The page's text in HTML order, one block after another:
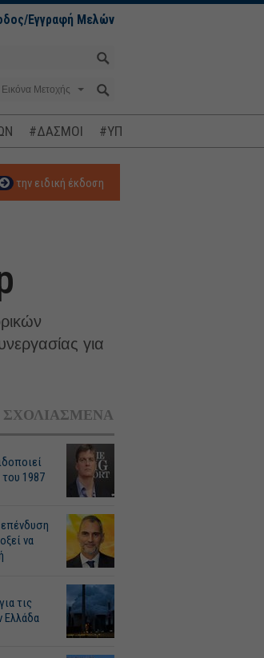
Εγγραφή Μελών
#ΔΑΣΜΟΙ #ΥΠΟΚΛΟΠΕΣ
την ειδική έκδοση
για
ΣΧΟΛΙΑΣΜΕΝΑ
του 1987
να
τις
Ελλάδα